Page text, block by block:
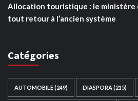
Allocation touristique : le ministère
tout retour à l’ancien système
Catégories
AUTOMOBILE(249) DIASPORA (215)